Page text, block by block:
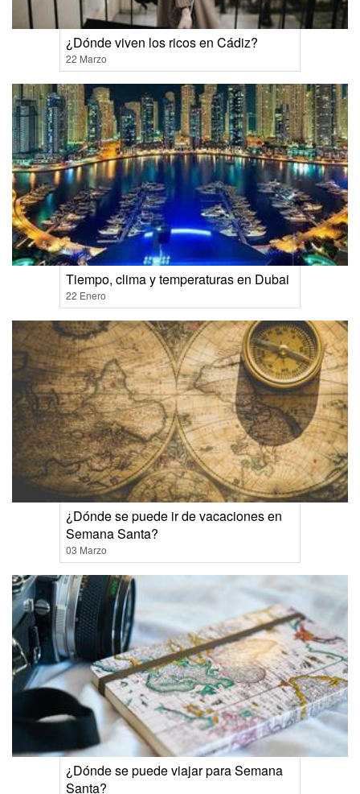
¿Dónde viven los ricos en Cádiz?
22 Marzo
Tiempo, clima y temperaturas en Dubai
22 Enero
¿Dónde se puede ir de vacaciones en
Semana Santa?
03 Marzo
¿Dónde se puede viajar para Semana
Santa?